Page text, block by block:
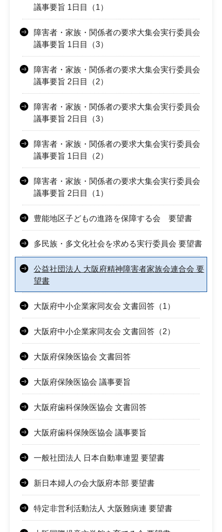
議事要旨 1日目（1）
障害者・家族・関係者の要求大集会実行委員会
議事要旨 1日目（3）
障害者・家族・関係者の要求大集会実行委員会
議事要旨 2日目（2）
障害者・家族・関係者の要求大集会実行委員会
議事要旨 2日目（3）
障害者・家族・関係者の要求大集会実行委員会
議事要旨 1日目（2）
障害者・家族・関係者の要求大集会実行委員会
議事要旨 2日目（1）
豊能地区子どもの進路を保障する会 要望書
多民族・多文化社会を求める実行委員会 要望書
公益社団法人 大阪府精神障害者家族会連合会 要
望書
大阪府中小企業家同友会 文書回答（1）
大阪府中小企業家同友会 文書回答（2）
大阪府保険医協会 文書回答
大阪府保険医協会 議事要旨
大阪府歯科保険医協会 文書回答
大阪府歯科保険医協会 議事要旨
一般社団法人 日本自動車連盟 要望書
新日本婦人の会大阪府本部 要望書
特定非営利活動法人 大阪難病連 要望書